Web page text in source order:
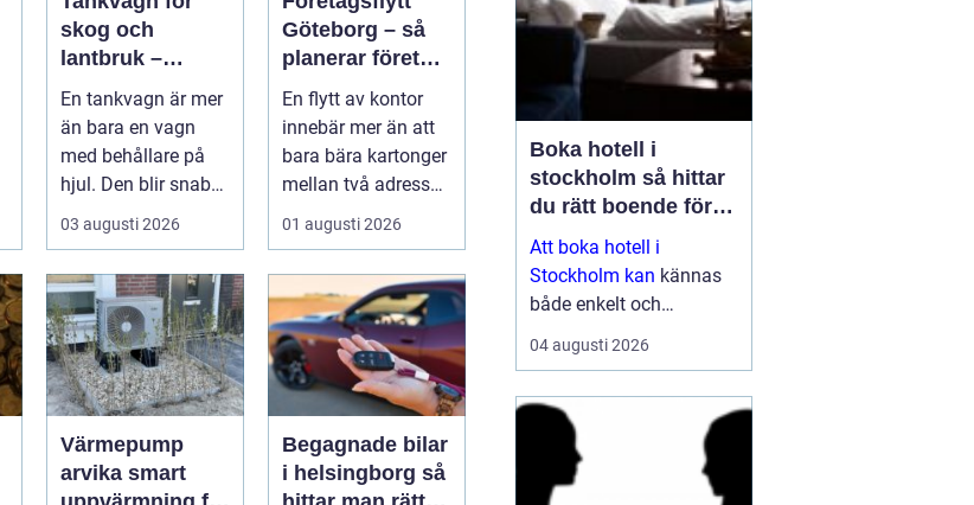
skog och
lantbruk –
funktion,
säkerhet och
smarta val
En tankvagn är mer
än bara en vagn
med behållare på
hjul. Den blir snabbt
03 augusti 2026
Göteborg – så
planerar företag
en smidig och
trygg flytt
En flytt av kontor
innebär mer än att
bara bära kartonger
mellan två adresser.
01 augusti 2026
Värmepump
arvika smart
Begagnade bilar
i helsingborg så
Boka hotell i
stockholm så hittar
du rätt boende för
din vistelse
Att boka hotell i
Stockholm kan kännas
både enkelt och
överväldigande på
samma gång. Utbudet är
och priserna kan skilja
sig mycket mellan olika
områden och säsonger.
04 augusti 2026